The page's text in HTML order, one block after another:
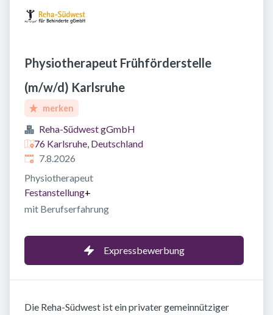
Physiotherapeut Frühförderstelle
(m/w/d) Karlsruhe
merken
Reha-Südwest gGmbH
76 Karlsruhe, Deutschland
Veröffentlicht
7.8.2026
Physiotherapeut
Festanstellung+
mit Berufserfahrung
Expressbewerbung
Die Reha-Südwest ist ein privater gemeinnütziger